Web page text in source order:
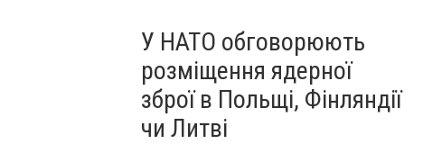
У НАТО обговорюють
розміщення ядерної
зброї в Польщі, Фінляндії
чи Литві